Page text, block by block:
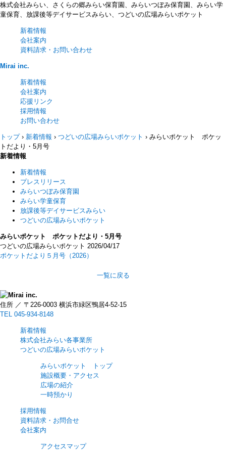
株式会社みらい、さくらの郷みらい保育園、みらいつぼみ保育園、みらい学
童保育、放課後等デイサービスみらい、つどいの広場みらいポケット
新着情報
会社案内
資料請求・お問い合わせ
Mirai inc.
新着情報
会社案内
応援リンク
採用情報
お問い合わせ
トップ› 新着情報 › つどいの広場みらいポケット › みらいポケット ポケッ
トだより・5月号
新着情報
新着情報
プレスリリース
みらいつぼみ保育園
みらい学童保育
放課後等デイサービスみらい
つどいの広場みらいポケット
みらいポケット ポケットだより・5月号
つどいの広場みらいポケット 2026/04/17
ポケットだより５月号（2026）
一覧に戻る
住所 ／ 〒226-0003 横浜市緑区鴨居4-52-15
TEL 045-934-8148
新着情報
株式会社みらい各事業所
つどいの広場みらいポケット
みらいポケット トップ
施設概要・アクセス
広場の紹介
一時預かり
採用情報
資料請求・お問合せ
会社案内
アクセスマップ